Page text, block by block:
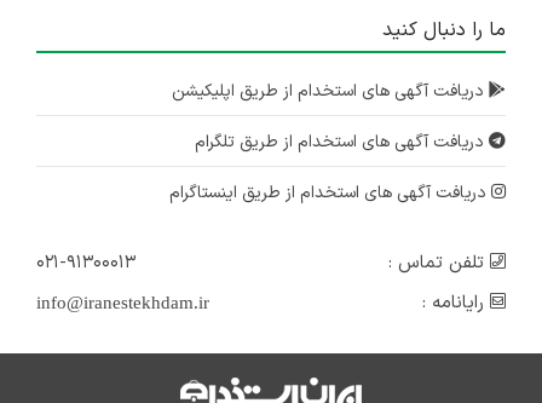
ما را دنبال کنید
دریافت آگهی های استخدام از طریق اپلیکیشن
دریافت آگهی های استخدام از طریق تلگرام
دریافت آگهی های استخدام از طریق اینستاگرام
تلفن تماس :
۰۲۱-۹۱۳۰۰۰۱۳
رایانامه :
info@iranestekhdam.ir